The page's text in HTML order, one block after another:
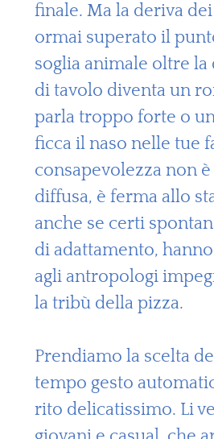
finale. Ma la deriva
ormai superato il
soglia animale oltre
di tavolo diventa un
parla troppo forte o
ficca il naso nelle tue
consapevolezza non
diffusa, è ferma allo
anche se certi
di adattamento,
agli antropologi
la tribù della pizza.
Prendiamo la scelta
tempo gesto
rito delicatissimo. Li